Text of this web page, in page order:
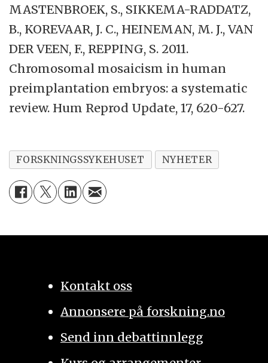
MASTENBROEK, S., SIKKEMA-RADDATZ,
B., KOREVAAR, J. C., HEINEMAN, M. J., VAN
DER VEEN, F., REPPING, S. 2011.
Chromosomal mosaicism in human
preimplantation embryos: a systematic
review. Hum Reprod Update, 17, 620-627.
FORSKNINGSSYKEHUSET NYHETER
Kontakt oss
Annonsere på forskning.no
Send inn debattinnlegg